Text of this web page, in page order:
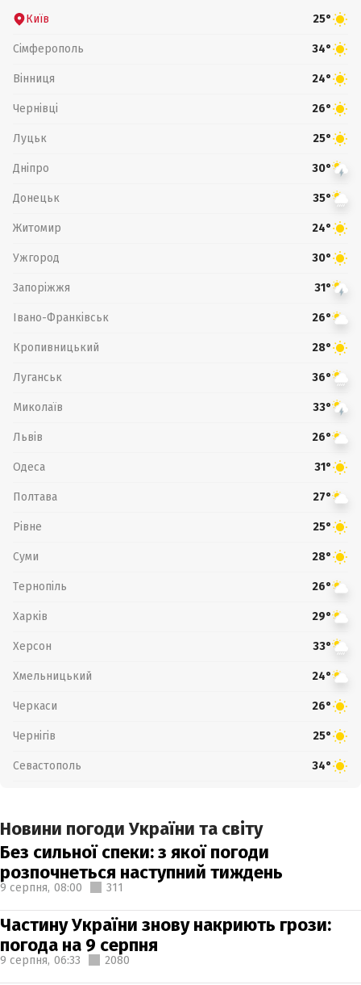
Київ 25°
Сімферополь 34°
Вінниця 24°
Чернівці 26°
Луцьк 25°
Дніпро 30°
Донецьк 35°
Житомир 24°
Ужгород 30°
Запоріжжя 31°
Івано-Франківськ 26°
Кропивницький 28°
Луганськ 36°
Миколаїв 33°
Львів 26°
Одеса 31°
Полтава 27°
Рівне 25°
Суми 28°
Тернопіль 26°
Харків 29°
Херсон 33°
Хмельницький 24°
Черкаси 26°
Чернігів 25°
Севастополь 34°
Новини погоди України та світу
Без сильної спеки: з якої погоди
розпочнеться наступний тиждень
9 серпня, 08:00 311
Частину України знову накриють грози:
погода на 9 серпня
9 серпня, 06:33 2080